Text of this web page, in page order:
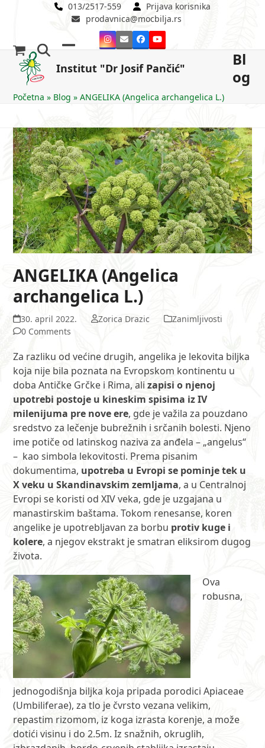
013/2517-559
Prijava korisnika
prodavnica@mocbilja.rs
Instagram
EmailFacebookYouTube
Institut "Dr Josif Pančić"
mobile
menu
mobile
menu
Bl
og
Početna » Blog »ANGELIKA (Angelica archangelica L.)
ANGELIKA (Angelica
archangelica L.)
30. april 2022. Zorica Drazic
Zanimljivosti
0 Comments
Za razliku od većine drugih, angelika je lekovita biljka
koja nije bila poznata na Evropskom kontinentu u
doba Antičke Grčke i Rima, alizapisi o njenoj
upotrebi postoje u kineskim spisima iz IV
milenijuma pre nove ere, gde je važila za pouzdano
sredstvo za lečenje bubrežnih i srčanih bolesti. Njeno
ime potiče od latinskog naziva za anđela – „angelus“
– kao simbola lekovitosti. Prema pisanim
dokumentima, upotreba u Evropi se pominje tek u
X veku u Skandinavskim zemljama, a u Centralnoj
Evropi se koristi od XIV veka, gde je uzgajana u
manastirskim baštama. Tokom renesanse, koren
angelike je upotrebljavan za borbu protiv kuge i
kolere, a njegov ekstrakt je smatran eliksirom dugog
života.
Ova
robusna,
jednogodišnja biljka koja pripada porodici Apiaceae
(Umbiliferae), za tlo je čvrsto vezana velikim,
repastim rizomom, iz koga izrasta korenje, a može
dotići visinu i do 2.5m. Iz snažnih, okruglih,